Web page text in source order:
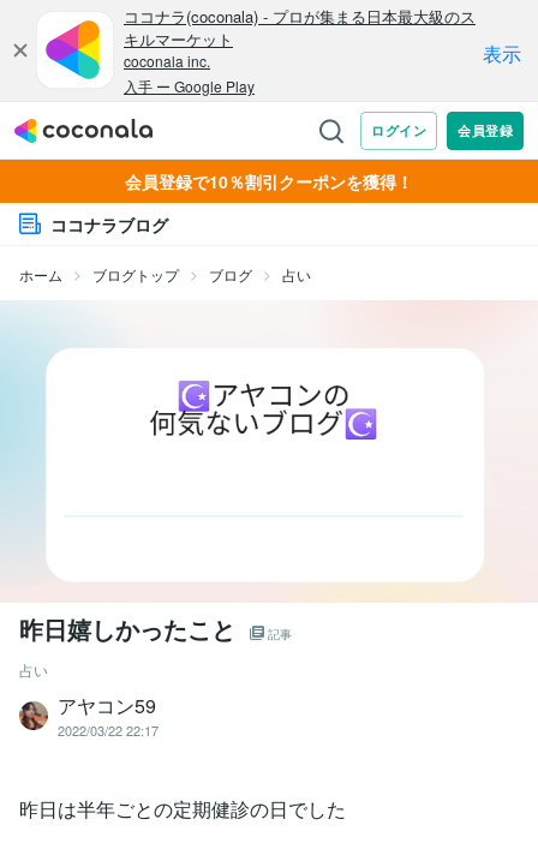
会員登録で10％割引クーポンを獲得！
ココナラブログ
ホーム ブログトップ ブログ 占い
昨日嬉しかったこと 記事
占い
アヤコン59
2022/03/22 22:17
昨日は半年ごとの定期健診の日でした